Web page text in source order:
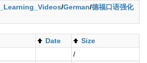
/German/德福口语强化
Date
Size
/